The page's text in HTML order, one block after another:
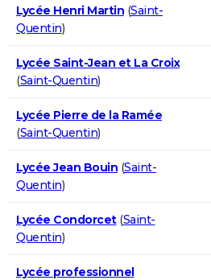
Lycée Henri Martin (Saint-
Quentin)
Lycée Saint-Jean et La Croix
(Saint-Quentin)
Lycée Pierre de la Ramée
(Saint-Quentin)
Lycée Jean Bouin (Saint-
Quentin)
Lycée Condorcet(Saint-
Quentin)
Lycée professionnel